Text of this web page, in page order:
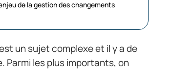
de la gestion des changements
un sujet complexe et il y a de
Parmi les plus importants, on